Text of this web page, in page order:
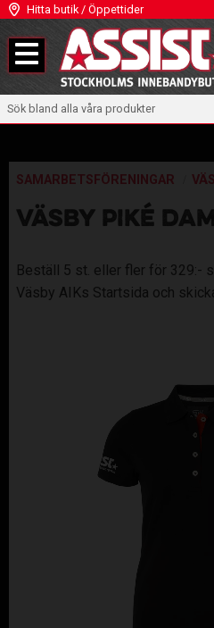
Meny
Hitta butik / Öppettider
SAMARBETSFÖRENINGAR
VÄSBY PIKÉ
Beställ 5 st. eller fler för 329:-
Väsby AIKs Startsida och